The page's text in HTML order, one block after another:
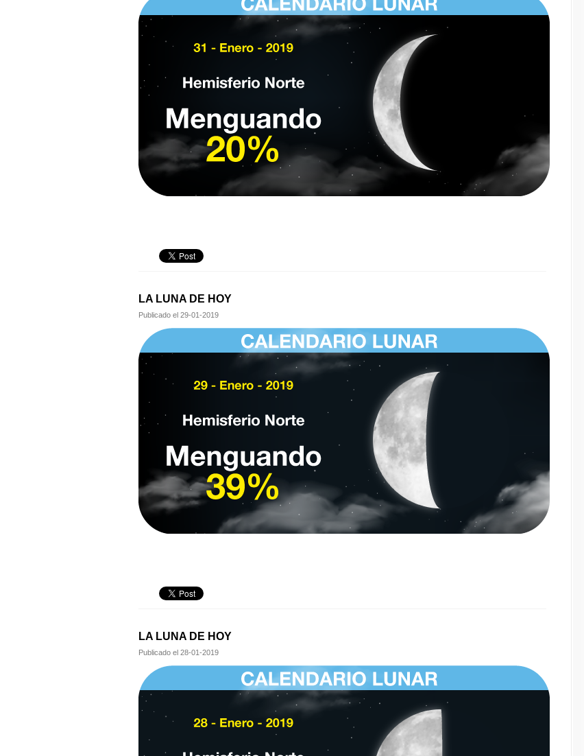
LA LUNA DE HOY
Publicado el 29-01-2019
LA LUNA DE HOY
Publicado el 28-01-2019